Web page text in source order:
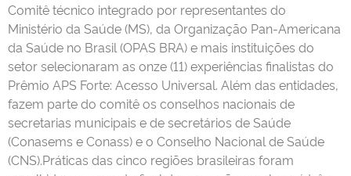
Comitê técnico integrado por representantes do
Ministério da Saúde (MS), da Organização Pan-Americana
da Saúde no Brasil (OPAS BRA) e mais instituições do
setor selecionaram as onze (11) experiências finalistas do
Prêmio APS Forte: Acesso Universal. Além das entidades,
fazem parte do comitê os conselhos nacionais de
secretarias municipais e de secretários de Saúde
(Conasems e Conass) e o Conselho Nacional de Saúde
(CNS).Práticas das cinco regiões brasileiras foram